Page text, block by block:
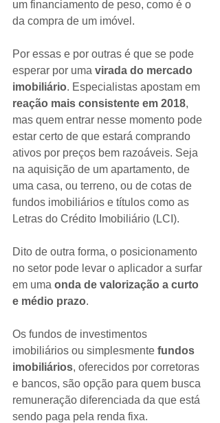
um financiamento de peso, como é o
da compra de um imóvel.
Por essas e por outras é que se pode
esperar por uma virada do mercado
imobiliário. Especialistas apostam em
reação mais consistente em 2018,
mas quem entrar nesse momento pode
estar certo de que estará comprando
ativos por preços bem razoáveis. Seja
na aquisição de um apartamento, de
uma casa, ou terreno, ou de cotas de
fundos imobiliários e títulos como as
Letras do Crédito Imobiliário (LCI).
Dito de outra forma, o posicionamento
no setor pode levar o aplicador a surfar
em uma onda de valorização a curto
e médio prazo.
Os fundos de investimentos
imobiliários ou simplesmente fundos
imobiliários, oferecidos por corretoras
e bancos, são opção para quem busca
remuneração diferenciada da que está
sendo paga pela renda fixa.